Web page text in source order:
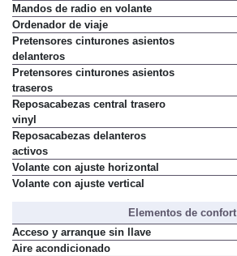
Mandos de radio en volante
Ordenador de viaje
Pretensores cinturones asientos
delanteros
Pretensores cinturones asientos
traseros
Reposacabezas central trasero
vinyl
Reposacabezas delanteros
activos
Volante con ajuste horizontal
Volante con ajuste vertical
Elementos de confort
Acceso y arranque sin llave
Aire acondicionado